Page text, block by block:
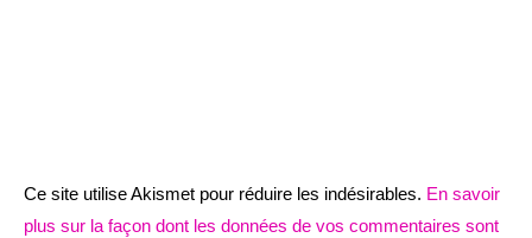
Ce site utilise Akismet pour réduire les indésirables. En savoir
plus sur la façon dont les données de vos commentaires sont